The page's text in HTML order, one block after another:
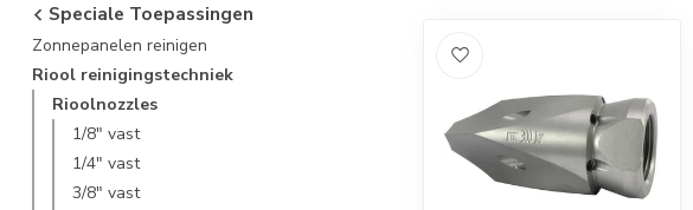
Speciale Toepassingen
Zonnepanelen reinigen
Riool reinigingstechniek
Rioolnozzles
1/8" vast
1/4" vast
3/8" vast